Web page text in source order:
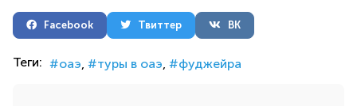
Facebook Твиттер ВК
Теги: оаэ туры в оаэ фуджейра